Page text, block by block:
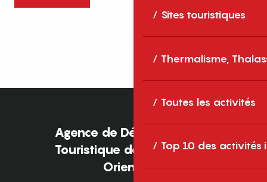
Sites touristiques
Thermalisme,
Toutes les activités
Top 10 des activités
Pyrénées-Orientales sont une destination
idéale pour partager des moments en
famille tout au long...
Agence de Développement
Touristique des Pyrénées-
Orientales